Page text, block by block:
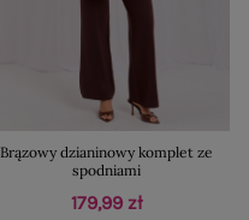
Brązowy dzianinowy komplet ze
spodniami
179,99 zł